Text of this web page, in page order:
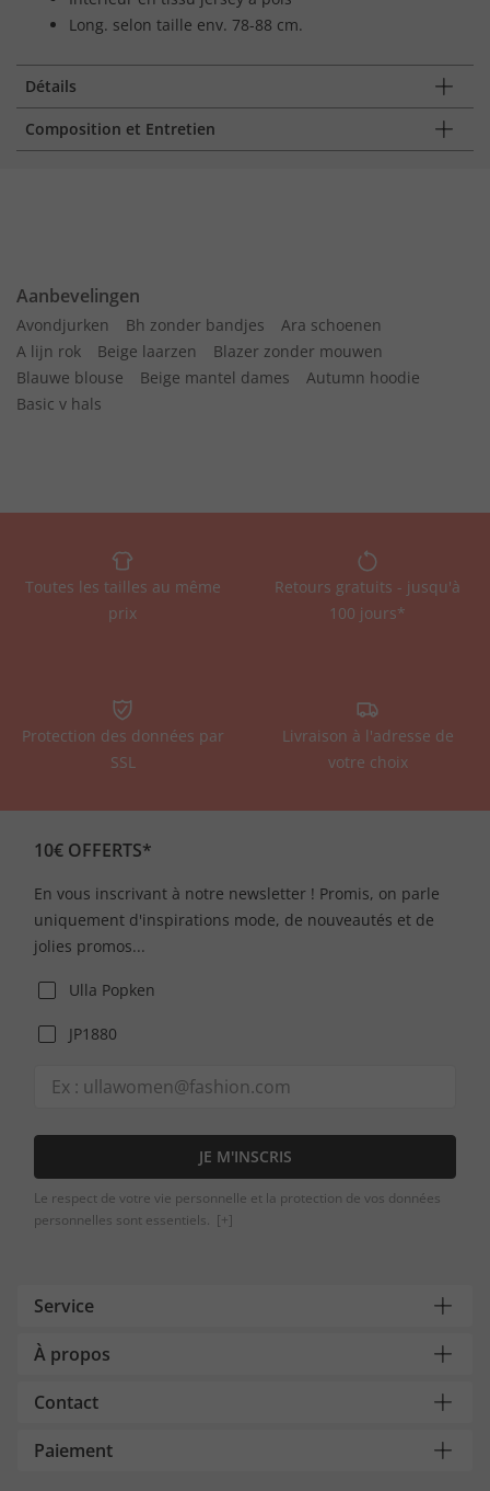
Long. selon taille env. 78-88 cm.
Détails
Composition et Entretien
Aanbevelingen
Avondjurken Bh zonder bandjes
Ara schoenen
A lijn rok
Beige laarzen
Blazer zonder mouwen
Blauwe blouse
Beige mantel dames
Autumn hoodie
Basic v hals
Toutes les tailles au même
prix
Retours gratuits - jusqu'à
100 jours*
Protection des données par
SSL
Livraison à l'adresse de
votre choix
10€ OFFERTS*
En vous inscrivant à notre newsletter ! Promis, on parle
uniquement d'inspirations mode, de nouveautés et de
jolies promos...
Ulla Popken
JP1880
JE M'INSCRIS
Le respect de votre vie personnelle et la protection de vos données
personnelles sont essentiels. [+]
Service
À propos
Contact
Paiement